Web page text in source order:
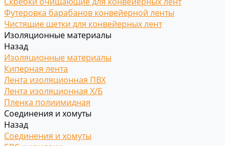
Футеровка барабанов конвейерной ленты
Чистящие щетки для конвейерных лент
Изоляционные материалы
Назад
Изоляционные материалы
Киперная лента
Лента изоляционная ПВХ
Лента изоляционная Х/Б
Пленка полиимидная
Соединения и хомуты
Назад
Соединения и хомуты